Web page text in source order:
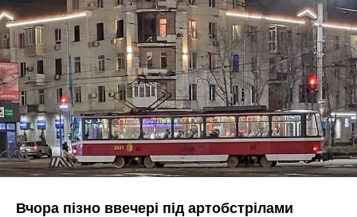
Вчора пізно ввечері під артобстрілами